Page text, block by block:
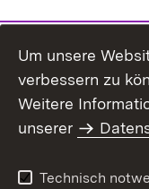
Um unsere
verbessern zu
Weitere
unserer
Technisch